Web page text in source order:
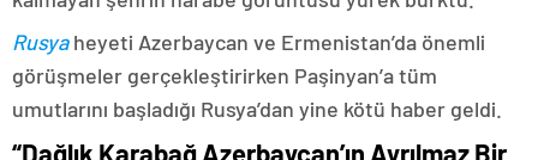
Rusyaheyeti Azerbaycan ve Ermenistan’da önemli
görüşmeler gerçekleştirirken Paşinyan’a tüm
umutlarını başladığı Rusya’dan yine kötü haber geldi.
“Dağlık Karabağ Azerbaycan’ın Ayrılmaz Bir